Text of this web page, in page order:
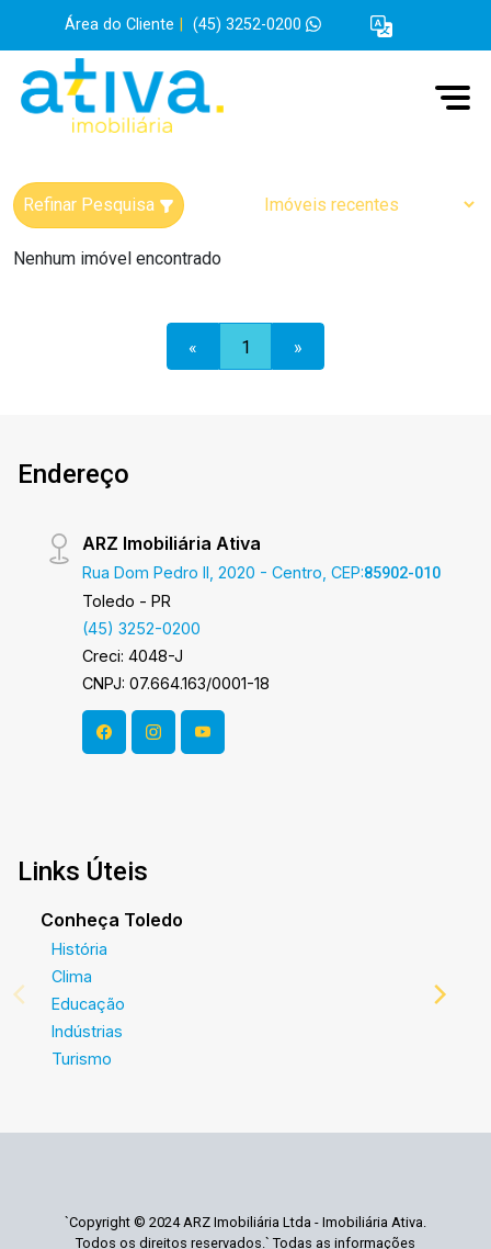
Área do Cliente (45) 3252-0200
Refinar Pesquisa
Nenhum imóvel encontrado
« 1 »
Endereço
ARZ Imobiliária Ativa
Rua Dom Pedro II, 2020 - Centro, CEP:85902-010
Toledo - PR
(45) 3252-0200
Creci: 4048-J
CNPJ: 07.664.163/0001-18
Links Úteis
Conheça Toledo
História
Clima
Educação
Indústrias
Turismo
`Copyright © 2024 ARZ Imobiliária Ltda - Imobiliária Ativa.
Todos os direitos reservados.` Todas as informações